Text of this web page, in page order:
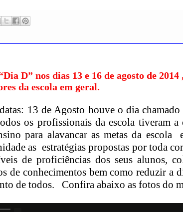
D” nos dias 13 e 16 de agosto de
da escola em geral.
13 de Agosto houve o dia chamado
os profissionais da escola tiveram
para alavancar as metas da
as estratégias propostas por toda
de proficiências dos seus alunos,
de conhecimentos bem como reduzir a
de todos. Confira abaixo as fotos do